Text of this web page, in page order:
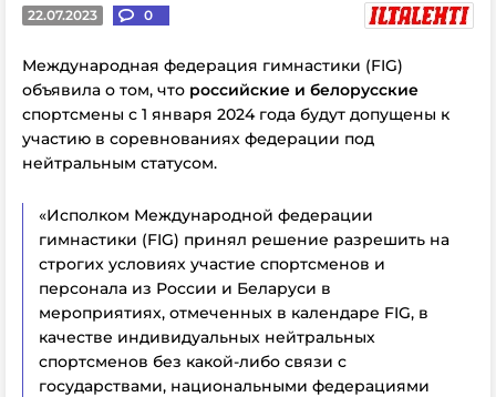
22.07.2023 0
Международная федерация гимнастики (FIG)
объявила о том, что российские и белорусские
спортсмены с 1 января 2024 года будут допущены к
участию в соревнованиях федерации под
нейтральным статусом.
«Исполком Международной федерации
гимнастики (FIG) принял решение разрешить на
строгих условиях участие спортсменов и
персонала из России и Беларуси в
мероприятиях, отмеченных в календаре FIG, в
качестве индивидуальных нейтральных
спортсменов без какой-либо связи с
государствами, национальными федерациями